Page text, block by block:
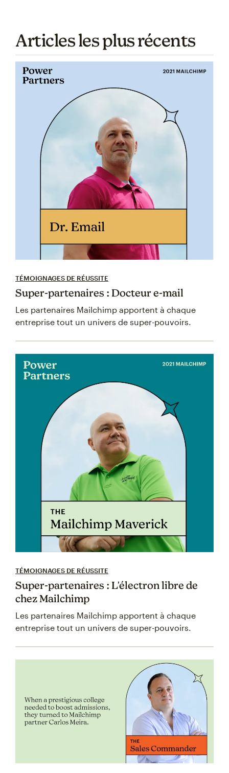
Articles les plus récents
TÉMOIGNAGES DE RÉUSSITE
Super-partenaires : Docteur e-mail
Les partenaires Mailchimp apportent à chaque
entreprise tout un univers de super-pouvoirs.
TÉMOIGNAGES DE RÉUSSITE
Super-partenaires : L'électron libre de
chez Mailchimp
Les partenaires Mailchimp apportent à chaque
entreprise tout un univers de super-pouvoirs.